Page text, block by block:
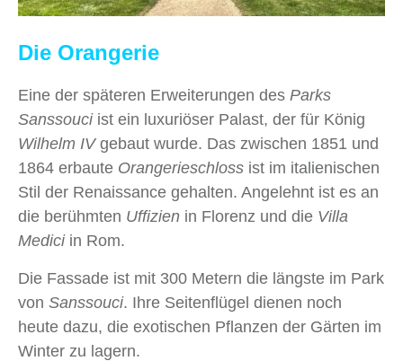
Die Orangerie
Eine der späteren Erweiterungen des Parks
Sanssouciist ein luxuriöser Palast, der für König
Wilhelm IVgebaut wurde. Das zwischen 1851 und
1864 erbaute Orangerieschloss ist im italienischen
Stil der Renaissance gehalten. Angelehnt ist es an
die berühmten Uffizien in Florenz und die Villa
Mediciin Rom.
Die Fassade ist mit 300 Metern die längste im Park
von Sanssouci. Ihre Seitenflügel dienen noch
heute dazu, die exotischen Pflanzen der Gärten im
Winter zu lagern.